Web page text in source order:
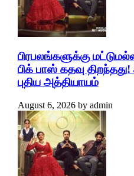
பிரபலங்களுக்கு
பிக் பாஸ் கதவு
புதிய அத்தியாயம்
August 6, 2026by admin